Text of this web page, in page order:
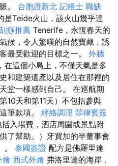
。 台胞證新北 記帳士 職缺
是Teide火山，該火山幾乎達
痧推薦 Tenerife，永恆春天的
候，令人驚嘆的自然寶藏，誘
最受歡迎的目標之一。 外牆
在這個小島上，不僅天氣是多
和建築遺產以及居住在那裡的
堂一樣感到自己。 在巡航期
10天和第11天）不包括參與
筆款項。 經絡調理 菲律賓簽
入場費，酒店周圍或景點附
了幫助。）牙買加的半董事會
。 泰國簽證 配方是佛羅里達
燴 西式外燴 弗洛里達的海岸，